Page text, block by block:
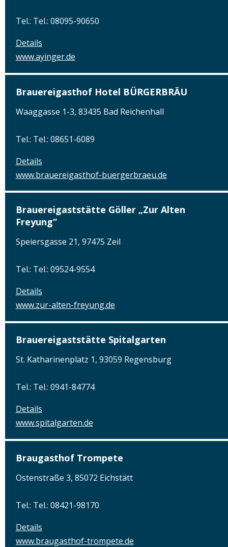
Tel.: Tel.: 08095-90650
Details
www.ayinger.de
Brauereigasthof Hotel BÜRGERBRÄU
Waaggasse 1-3, 83435 Bad Reichenhall
Tel.: Tel.: 08651-6089
Details
www.brauereigasthof-buergerbraeu.de
Brauereigaststätte Göller „Zur Alten
Freyung“
Speiersgasse 21, 97475 Zeil
Tel.: Tel.: 09524-9554
Details
www.zur-alten-freyung.de
Brauereigaststätte Spitalgarten
St. Katharinenplatz 1, 93059 Regensburg
Tel.: Tel.: 0941-84774
Details
www.spitalgarten.de
Braugasthof Trompete
Ostenstraße 3, 85072 Eichstätt
Tel.: Tel.: 08421-98170
Details
www.braugasthof-trompete.de